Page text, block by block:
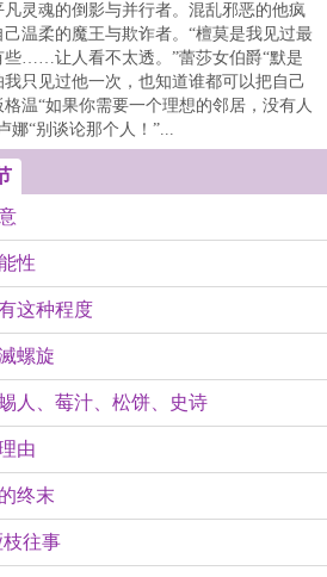
灵魂的倒影与并行者。混乱邪恶的他疯
温柔的魔王与欺诈者。“檀莫是我见过最
些……让人看不太透。”蕾莎女伯爵“默是
只见过他一次，也知道谁都可以把自己
温“如果你需要一个理想的邻居，没有人
娜“别谈论那个人！”...
性
这种程度
螺旋
人、莓汁、松饼、史诗
由
终末
枝往事